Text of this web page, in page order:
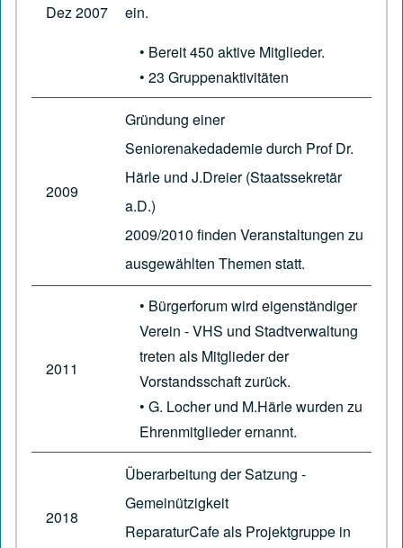
Dez 2007
ein.
• Bereit 450 aktive Mitglieder.
• 23 Gruppenaktivitäten
2009
Gründung einer
Seniorenakedademie durch Prof Dr.
Härle und J.Dreier (Staatssekretär
a.D.)
2009/2010 finden Veranstaltungen zu
ausgewählten Themen statt.
2011
• Bürgerforum wird eigenständiger
Verein - VHS und Stadtverwaltung
treten als Mitglieder der
Vorstandsschaft zurück.
• G. Locher und M.Härle wurden zu
Ehrenmitglieder ernannt.
2018
Überarbeitung der Satzung -
Gemeinützigkeit
ReparaturCafe als Projektgruppe in